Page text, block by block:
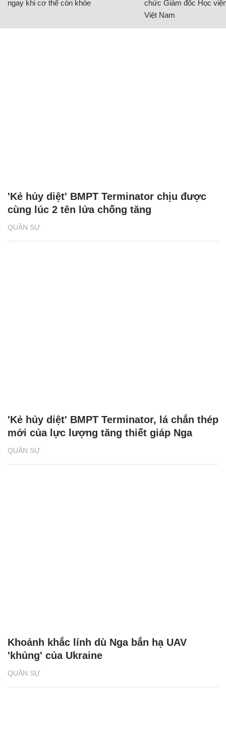
ngay khi cơ thể còn khỏe
chức Giám đốc Học
Việt Nam
QUÂN SỰ
'Kẻ hủy diệt' BMPT Terminator chịu được
cùng lúc 2 tên lửa chống tăng
QUÂN SỰ
'Kẻ hủy diệt' BMPT Terminator, lá chắn thép
mới của lực lượng tăng thiết giáp Nga
QUÂN SỰ
Khoảnh khắc lính dù Nga bắn hạ UAV
'khủng' của Ukraine